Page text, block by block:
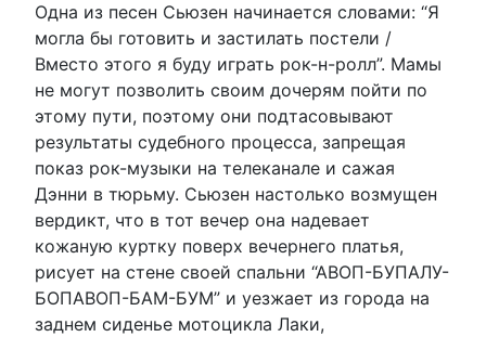
Одна из песен Сьюзен начинается словами: “Я
могла бы готовить и застилать постели /
Вместо этого я буду играть рок-н-ролл”. Мамы
не могут позволить своим дочерям пойти по
этому пути, поэтому они подтасовывают
результаты судебного процесса, запрещая
показ рок-музыки на телеканале и сажая
Дэнни в тюрьму. Сьюзен настолько возмущен
вердикт, что в тот вечер она надевает
кожаную куртку поверх вечернего платья,
рисует на стене своей спальни “АВОП-БУПАЛУ-
БОПАВОП-БАМ-БУМ” и уезжает из города на
заднем сиденье мотоцикла Лаки,